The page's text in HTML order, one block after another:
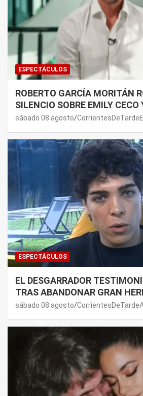
ESPECTÁCULOS
ROBERTO GARCÍA MORITÁN
SILENCIO SOBRE EMILY CECO
GALLARDO: “DEDÍQUENSE A
sábado 08 agosto
ESPECTÁCULOS
EL DESGARRADOR
TRAS ABANDONAR GRAN
SALUD DE SU MAMÁ.
sábado 08 agosto